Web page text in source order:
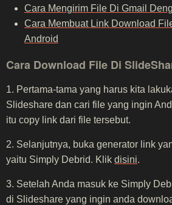
Cara Mengirim File Di Gmail
Cara Membuat Link Download
Android
Cara Download File Di
1. Pertama-tama yang harus kita
Slideshare dan cari file yang ingin
itu copy link dari file tersebut.
2. Selanjutnya, buka generator link
yaitu Simply Debrid. Klik disini.
3. Setelah Anda masuk ke Simply
di Slideshare yang ingin anda